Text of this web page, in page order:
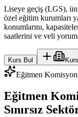
Liseye geçiş (LGS),
özel eğitim kurumları
konumlarını,
saatlerini ve veli
Kurs Bul
Eğitmen
Eğitmen
Sınırsız